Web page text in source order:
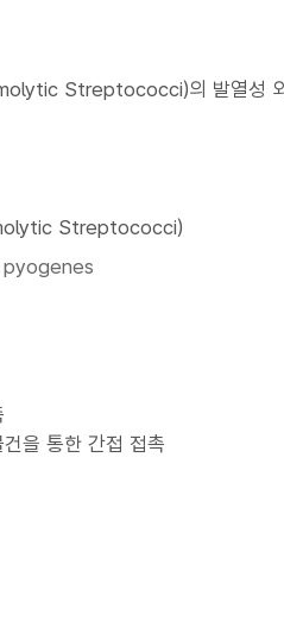
Streptococci)의 발열성
Streptococci)
pyogenes
을 통한 간접 접촉